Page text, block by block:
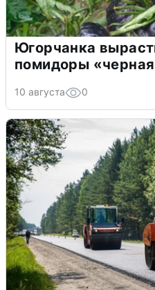
Югорчанка
помидоры
10 августа 0